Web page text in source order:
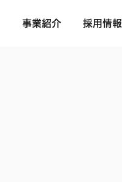
事業紹介 採用情報